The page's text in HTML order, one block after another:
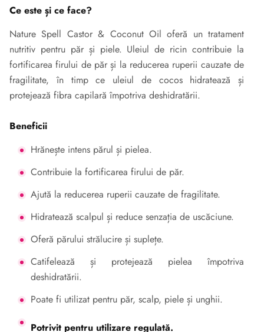
Ce este și ce face?
Nature Spell Castor & Coconut Oil oferă un tratament
nutritiv pentru păr și piele. Uleiul de ricin contribuie la
fortificarea firului de păr și la reducerea ruperii cauzate de
fragilitate, în timp ce uleiul de cocos hidratează și
protejează fibra capilară împotriva deshidratării.
Beneficii
Hrănește intens părul și pielea.
Contribuie la fortificarea firului de păr.
Ajută la reducerea ruperii cauzate de fragilitate.
Hidratează scalpul și reduce senzația de uscăciune.
Oferă părului strălucire și suplețe.
Catifelează și protejează pielea împotriva
deshidratării.
Poate fi utilizat pentru păr, scalp, piele și unghii.
Potrivit pentru utilizare regulată.